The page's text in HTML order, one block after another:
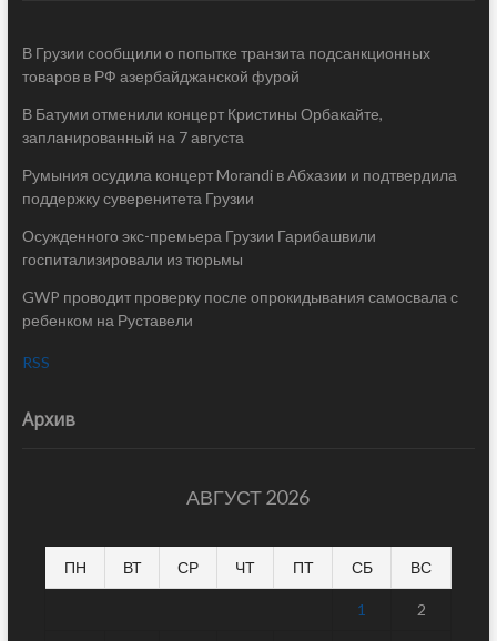
В Грузии сообщили о попытке транзита подсанкционных
товаров в РФ азербайджанской фурой
В Батуми отменили концерт Кристины Орбакайте,
запланированный на 7 августа
Румыния осудила концерт Morandi в Абхазии и подтвердила
поддержку суверенитета Грузии
Осужденного экс-премьера Грузии Гарибашвили
госпитализировали из тюрьмы
GWP проводит проверку после опрокидывания самосвала с
ребенком на Руставели
RSS
Архив
АВГУСТ 2026
ПН ВТ СР ЧТ ПТ СБ ВС
1 2